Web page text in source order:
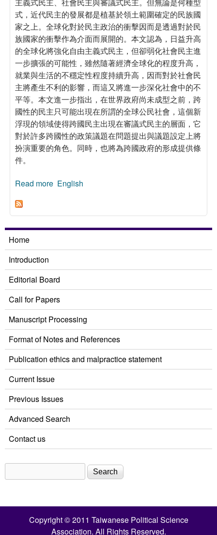
式，近代民主的發展都是植基於領土範圍確定的民族國
家之上。全球化對於民主政治的衝擊因而是透過對於民
族國家的衝擊作為介面而展開的。本文認為，日益升高
的全球化將強化自由主義式民主，但卻弱化社會民主進
一步擴張的可能性，雖然隨著經濟全球化的程度升高，
就業與生活的不穩定性程度持續升高，因而對於社會民
主將產生不利的影響，而這又將進一步深化社會中的不
平等。本文進一步指出，在世界政府尚未成型之前，跨
國性的民主只可能出現在所謂的全球公民社會，這個新
浮現的領域使得跨國民主出現在審議式民主的層面，它
對於許多跨國性的政策議題在問題提出與議題設定上將
扮演重要的角色。同時，也將為跨國政府的形成提供條
件。
Read more about 全球化、社會公民權與民主：一個初步的
English
Home
Introduction
Editorial Board
Call for Papers
Manuscript Processing
Format of Notes and References
Publication ethics and malpractice statement
Current Issue
Previous Issues
Advanced Search
Contact us
Search form
Copyright © 2011 Taiwanese Political Science
Association. All Rights Reserved.